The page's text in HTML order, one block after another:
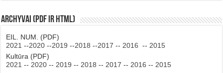
Archyvai (PDF ir HTML)
EIL. NUM. (PDF)
2021 --2020 --2019 --2018 --2017 -- 2016 -- 2015
Kultūra (PDF)
2021 -- 2020 -- 2019 -- 2018 -- 2017 -- 2016 -- 2015